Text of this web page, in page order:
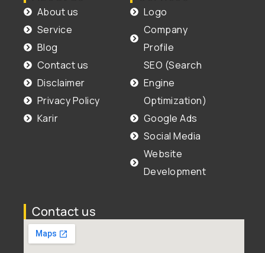
About us
Service
Blog
Contact us
Disclaimer
Privacy Policy
Karir
Logo
Company
Profile
SEO (Search
Engine
Optimization)
Google Ads
Social Media
Website
Development
Contact us